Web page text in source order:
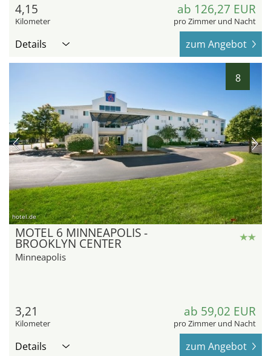
4,15
Kilometer
ab 126,27 EUR
pro Zimmer und Nacht
Details zum Angebot
8
hotel.de
MOTEL 6 MINNEAPOLIS -
BROOKLYN CENTER
Minneapolis
3,21
Kilometer
ab 59,02 EUR
pro Zimmer und Nacht
Details zum Angebot